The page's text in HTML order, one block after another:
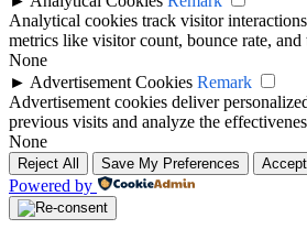
Analytical cookies track visitor
metrics like visitor count, bounce rate, and
None
► Advertisement Cookies Remark
Advertisement cookies deliver
previous visits and analyze the
None
Reject All Save My Preferences Accept
Powered by